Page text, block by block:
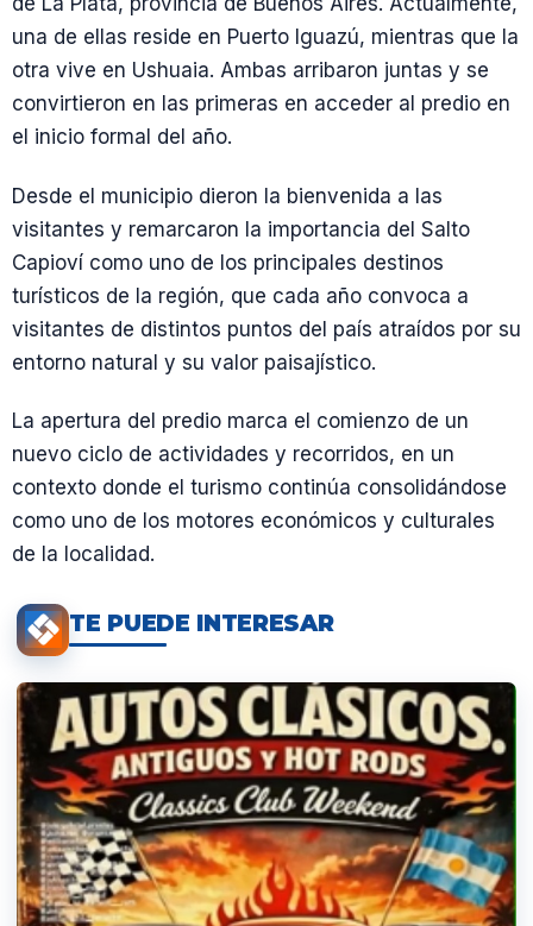
una de ellas reside en Puerto Iguazú, mientras que la
otra vive en Ushuaia. Ambas arribaron juntas y se
convirtieron en las primeras en acceder al predio en
el inicio formal del año.
Desde el municipio dieron la bienvenida a las
visitantes y remarcaron la importancia del Salto
Capioví como uno de los principales destinos
turísticos de la región, que cada año convoca a
visitantes de distintos puntos del país atraídos por su
entorno natural y su valor paisajístico.
La apertura del predio marca el comienzo de un
nuevo ciclo de actividades y recorridos, en un
contexto donde el turismo continúa consolidándose
como uno de los motores económicos y culturales
de la localidad.
TE PUEDE INTERESAR